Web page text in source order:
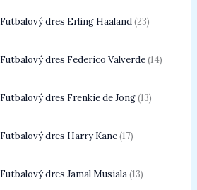
Futbalový dres Erling Haaland 23
Futbalový dres Federico Valverde 14
Futbalový dres Frenkie de Jong 13
Futbalový dres Harry Kane 17
Futbalový dres Jamal Musiala 13